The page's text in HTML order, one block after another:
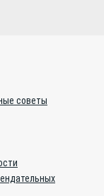
советы